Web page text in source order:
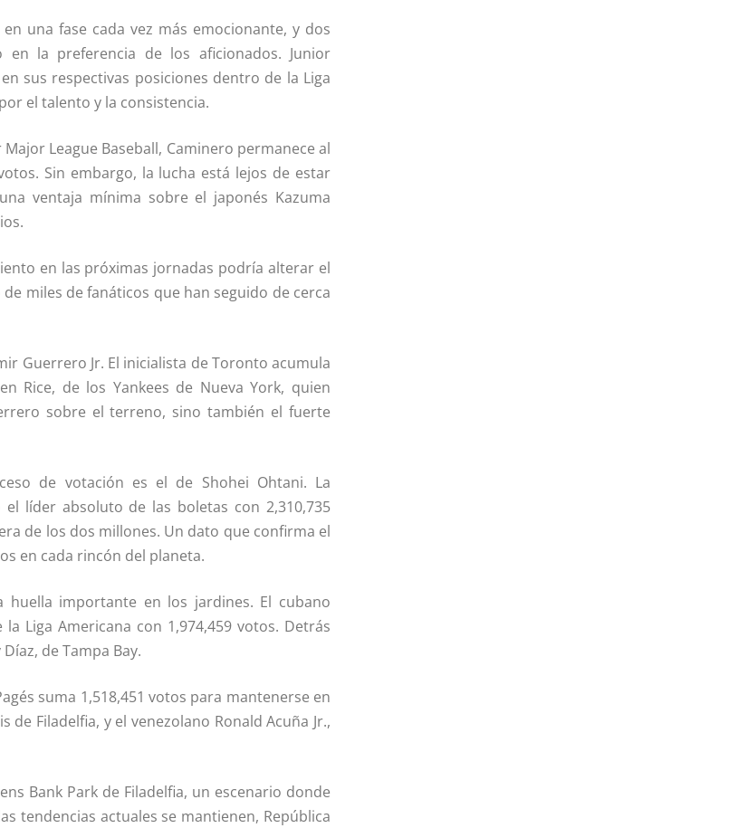
una fase cada vez más emocionante, y dos
la preferencia de los aficionados. Junior
sus respectivas posiciones dentro de la Liga
el talento y la consistencia.
League Baseball, Caminero permanece al
Sin embargo, la lucha está lejos de estar
ventaja mínima sobre el japonés Kazuma
en las próximas jornadas podría alterar el
miles de fanáticos que han seguido de cerca
Guerrero Jr. El inicialista de Toronto acumula
Rice, de los Yankees de Nueva York, quien
sobre el terreno, sino también el fuerte
de votación es el de Shohei Ohtani. La
líder absoluto de las boletas con 2,310,735
de los dos millones. Un dato que confirma el
en cada rincón del planeta.
importante en los jardines. El cubano
Liga Americana con 1,974,459 votos. Detrás
de Tampa Bay.
suma 1,518,451 votos para mantenerse en
Filadelfia, y el venezolano Ronald Acuña Jr.,
Bank Park de Filadelfia, un escenario donde
tendencias actuales se mantienen, República